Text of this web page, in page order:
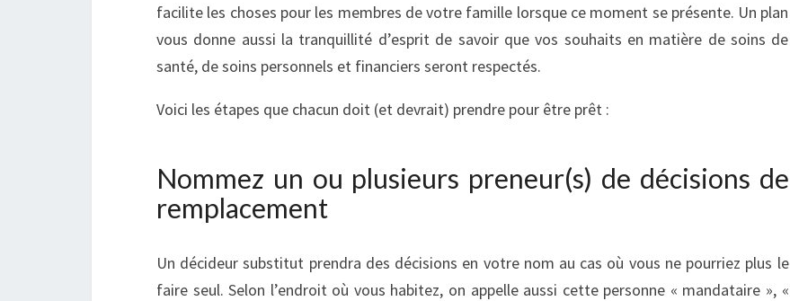
facilite les choses pour les membres de votre famille lorsque ce moment se présente. Un plan
vous donne aussi la tranquillité d’esprit de savoir que vos souhaits en matière de soins de
santé, de soins personnels et financiers seront respectés.
Voici les étapes que chacun doit (et devrait) prendre pour être prêt :
Nommez un ou plusieurs preneur(s) de décisions de
remplacement
Un décideur substitut prendra des décisions en votre nom au cas où vous ne pourriez plus le
faire seul. Selon l’endroit où vous habitez, on appelle aussi cette personne « mandataire », «